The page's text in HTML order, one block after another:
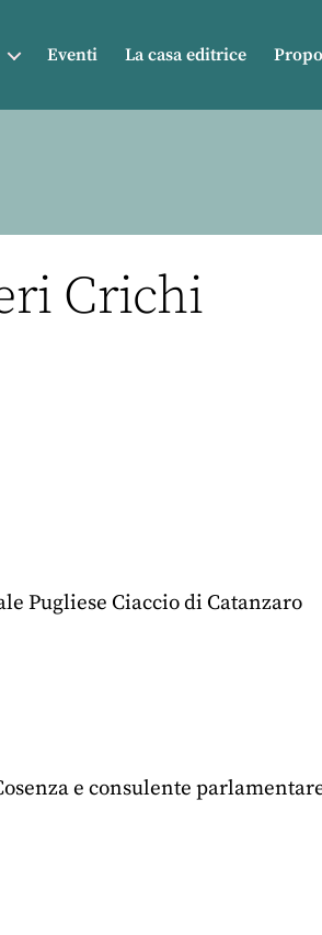
Eventi La casa editrice
Crichi
Pugliese Ciaccio di Catanzaro
e consulente